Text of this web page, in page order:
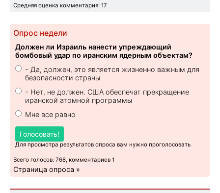
Средняя оценка комментария: 17
Опрос недели
Должен ли Израиль нанести упреждающий
бомбовый удар по иранским ядерным объектам?
- Да, должен, это является жизненно важным для
безопасности страны
- Нет, не должен. США обеспечат прекращение
иранской атомной программы
Мне все равно
Голосовать!
Для просмотра результатов опроса вам нужно проголосовать
Всего голосов: 768, комментариев 1
Страница опроса »